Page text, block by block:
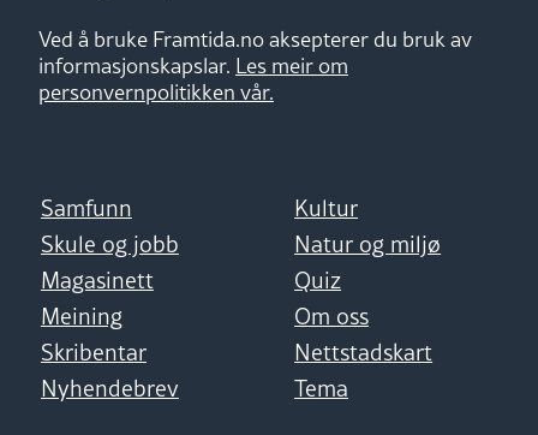
Ved å bruke Framtida.no aksepterer du bruk av
informasjonskapslar. Les meir om
personvernpolitikken vår.
Samfunn
Kultur
Skule og jobb
Natur og miljø
Magasinett
Quiz
Meining
Om oss
Skribentar
Nettstadskart
Nyhendebrev
Tema